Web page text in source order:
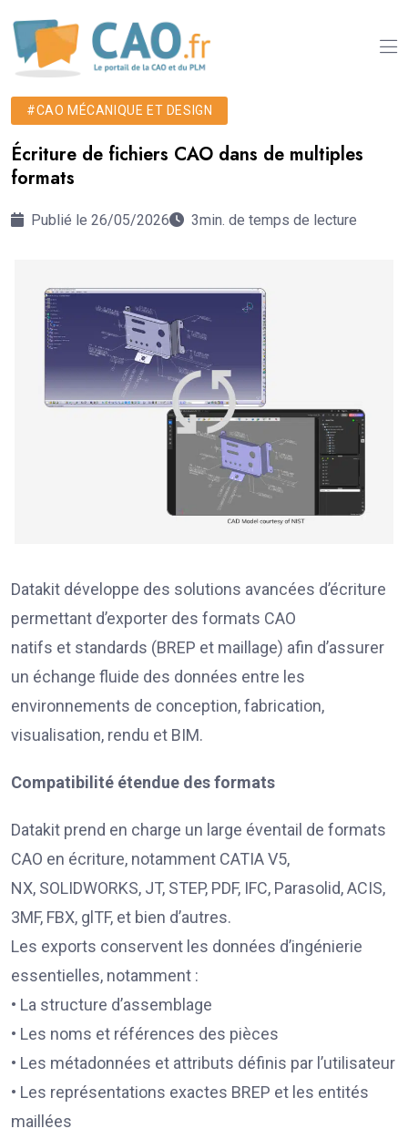
#CAO MÉCANIQUE ET DESIGN
Écriture de fichiers CAO dans de multiples
formats
Publié le 26/05/2026 3min. de temps de lecture
Datakit développe des solutions avancées d’écriture
permettant d’exporter des formats CAO
natifs et standards (BREP et maillage) afin d’assurer
un échange fluide des données entre les
environnements de conception, fabrication,
visualisation, rendu et BIM.
Compatibilité étendue des formats
Datakit prend en charge un large éventail de formats
CAO en écriture, notamment CATIA V5,
NX, SOLIDWORKS, JT, STEP, PDF, IFC, Parasolid, ACIS,
3MF, FBX, glTF, et bien d’autres.
Les exports conservent les données d’ingénierie
essentielles, notamment :
• La structure d’assemblage
• Les noms et références des pièces
• Les métadonnées et attributs définis par l’utilisateur
• Les représentations exactes BREP et les entités
maillées